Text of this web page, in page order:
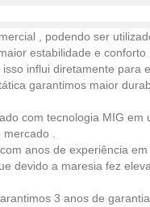
, podendo ser
estabilidade e
influi diretamente para
garantimos maior
com tecnologia MIG em
.
anos de experiência
devido a maresia fez
3 anos de